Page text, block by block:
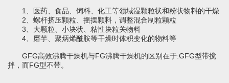
干燥配套装置
1、医药、食品、饲料、化工等领域湿颗粒状和粉状物料的干燥
2、螺杆挤压颗粒、摇摆颗料，调整混合制粒颗粒
3、大颗粒、小块状、粘性块粒关物料
4、磨芋、聚炳烯酰胺等干燥时体积变化的物料等
GFG高效沸腾干燥机与FG沸腾干燥机的区别在于:GFG型带搅
拌，而FG型不带。